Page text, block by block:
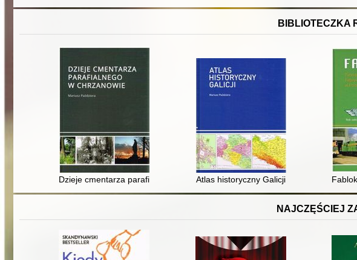
BIBLIOTECZKA
Dzieje cmentarza parafialnego w ChrzanowieAtlas historyczny Galicji
NAJCZĘŚCIEJ